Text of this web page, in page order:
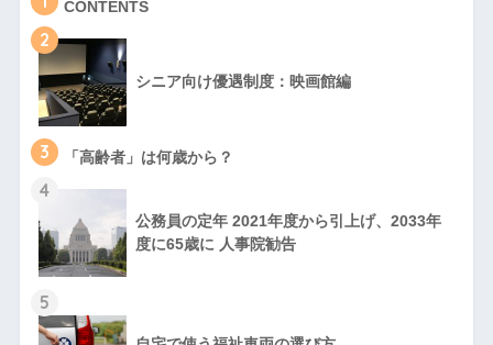
CONTENTS
2
シニア向け優遇制度：映画館編
3 「高齢者」は何歳から？
4
公務員の定年 2021年度から引上げ、2033年
度に65歳に 人事院勧告
5